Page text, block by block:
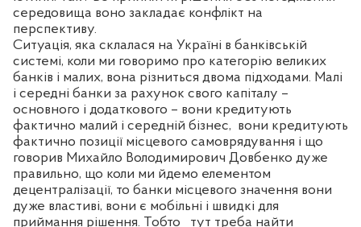
середовища воно закладає конфлікт на
перспективу.
Ситуація, яка склалася на Україні в банківській
системі, коли ми говоримо про категорію великих
банків і малих, вона різниться двома підходами. Малі
і середні банки за рахунок свого капіталу –
основного і додаткового – вони кредитують
фактично малий і середній бізнес, вони кредитують
фактично позиції місцевого самоврядування і що
говорив Михайло Володимирович Довбенко дуже
правильно, що коли ми йдемо елементом
децентралізації, то банки місцевого значення вони
дуже властиві, вони є мобільні і швидкі для
приймання рішення. Тобто
тут треба найти